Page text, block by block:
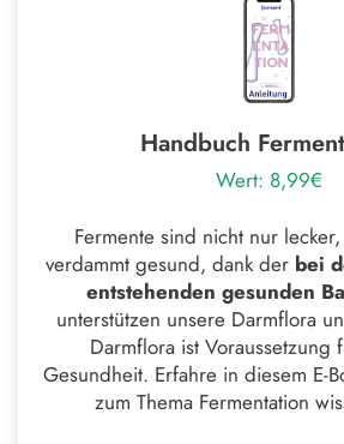
Handbuch
Wert: 8,99€
Fermente sind nicht nur
verdammt gesund, dank der bei
entstehenden gesunden
unterstützen unsere Darmflora
Darmflora ist Voraussetzung
Gesundheit. Erfahre in diesem E-
zum Thema Fermentation